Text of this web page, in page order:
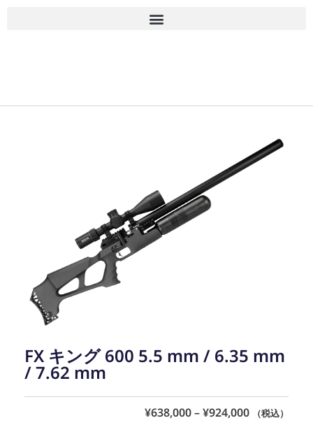
FX キング 600 5.5 mm / 6.35 mm
/ 7.62 mm
¥638,000–¥924,000 （税込）